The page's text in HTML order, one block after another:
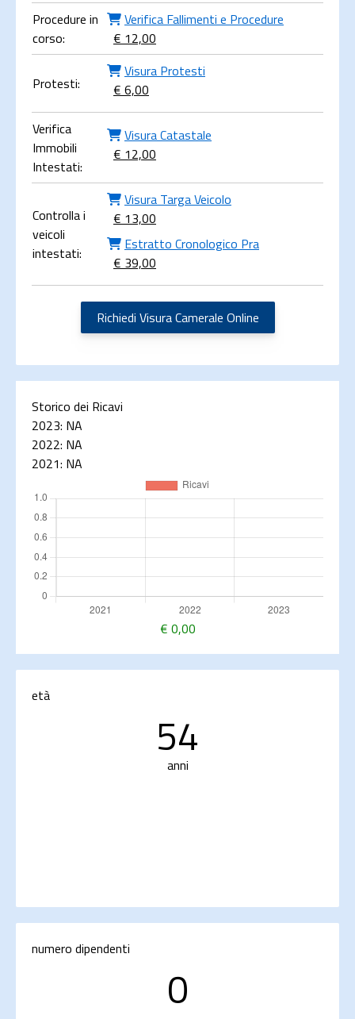
Procedure in
corso:
Verifica Fallimenti e Procedure
€ 12,00
Protesti:
Visura Protesti
€ 6,00
Verifica
Immobili
Intestati:
Visura Catastale
€ 12,00
Controlla i
veicoli
intestati:
Visura Targa Veicolo
€ 13,00
Estratto Cronologico Pra
€ 39,00
Richiedi Visura Camerale Online
Storico dei Ricavi
2023: NA
2022: NA
2021: NA
€ 0,00
età
54
anni
numero dipendenti
0